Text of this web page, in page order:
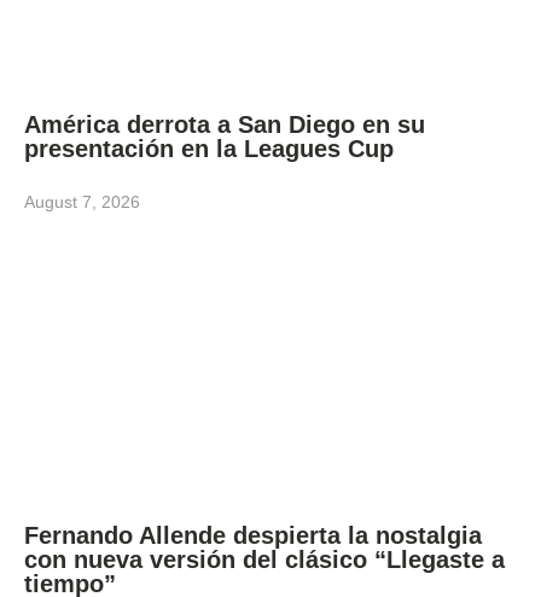
América derrota a San Diego en su
presentación en la Leagues Cup
August 7, 2026
Fernando Allende despierta la nostalgia
con nueva versión del clásico “Llegaste a
tiempo”